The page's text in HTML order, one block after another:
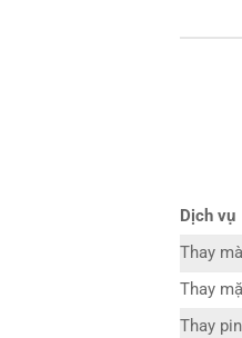
Dịch vụ
Thay
Thay
Thay